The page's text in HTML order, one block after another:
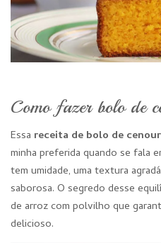
Como fazer bolo de
Essa receita de bolo de
minha preferida quando se fala
tem umidade, uma textura
saborosa. O segredo desse
de arroz com polvilho que
delicioso.